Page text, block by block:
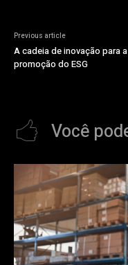
Previous article
A cadeia de inovação para a
promoção do ESG
Você